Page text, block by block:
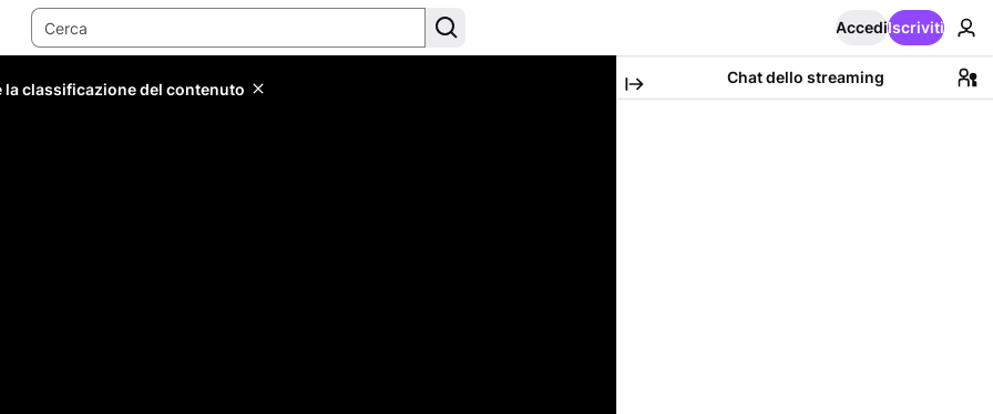
AccediIscriviti
classificazione del contenuto
Chat dello streaming